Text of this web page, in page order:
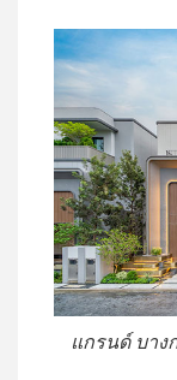
แกรนด์ บาง